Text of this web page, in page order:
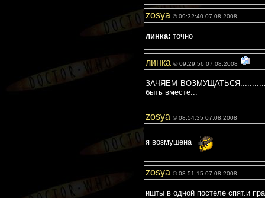
zosya © 09:32:40 07.08.2008
линка: точно
линка © 09:29:56 07.08.2008
ЗАЧЯЕМ
быть вместе...
zosya © 08:54:35 07.08.2008
я возмушена
zosya © 08:51:15 07.08.2008
ишты в одной постеле спят.и